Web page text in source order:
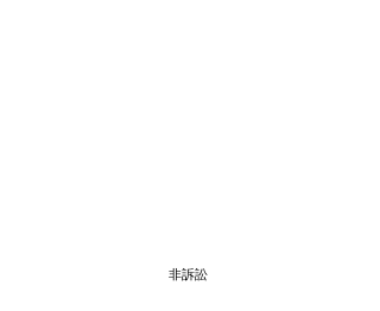
非訴訟